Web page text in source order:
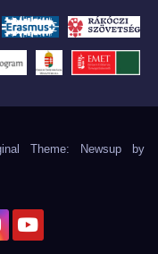
Theme: Newsup by